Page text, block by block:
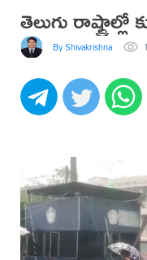
తెలుగు
By Shivakrishna